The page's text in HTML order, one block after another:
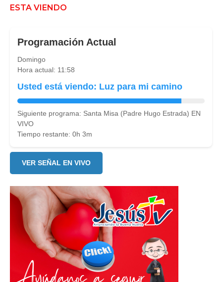
ESTA VIENDO
Programación Actual
Domingo
Hora actual: 11:58
Usted está viendo: Luz para mi camino
Siguiente programa: Santa Misa (Padre Hugo Estrada) EN
VIVO
Tiempo restante: 0h 3m
VER SEÑAL EN VIVO